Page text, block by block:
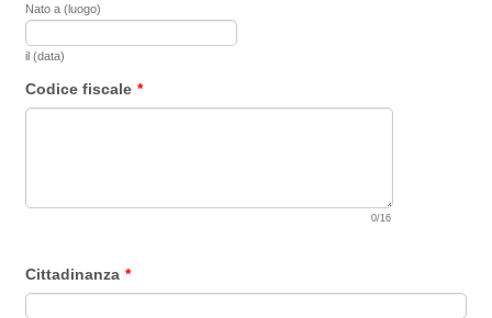
Nato a (luogo)
il (data)
Codice fiscale *
0/16
Cittadinanza *